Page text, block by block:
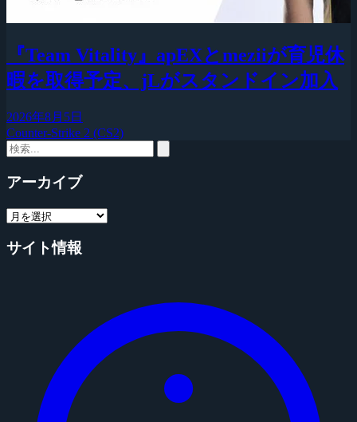
『Team Vitality』apEXとmeziiが育児休
暇を取得予定、jLがスタンドイン加入
2026年8月5日
Counter-Strike 2 (CS2)
アーカイブ
サイト情報